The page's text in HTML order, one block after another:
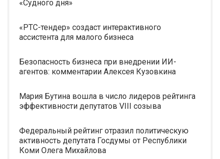
«Судного дня»
«РТС-тендер» создаст интерактивного
ассистента для малого бизнеса
Безопасность бизнеса при внедрении ИИ-
агентов: комментарии Алексея Кузовкина
Мария Бутина вошла в число лидеров рейтинга
эффективности депутатов VIII созыва
Федеральный рейтинг отразил политическую
активность депутата Госдумы от Республики
Коми Олега Михайлова